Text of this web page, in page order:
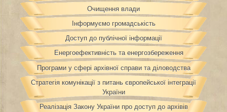
Очищення влади
Інформуємо громадськість
Доступ до публічної інформації
Енергоефективність та енергозбереження
Програми у сфері архівної справи та діловодства
Стратегія комунікації з питань європейської інтеграції
України
Реалізація Закону України про доступ до архівів